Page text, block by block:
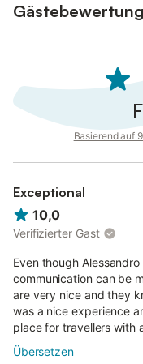
Basierend auf
Exceptional
10,0
Verifizierter Gast
Even though
communication can be
are very nice and they
was a nice experience
place for travellers with
Übersetzen